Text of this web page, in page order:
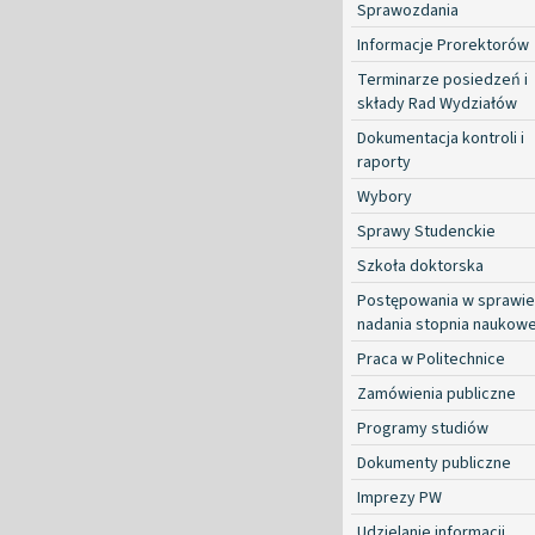
Sprawozdania
Informacje Prorektorów
Terminarze posiedzeń i
składy Rad Wydziałów
Dokumentacja kontroli i
raporty
Wybory
Sprawy Studenckie
Szkoła doktorska
Postępowania w sprawie
nadania stopnia
Praca w Politechnice
Zamówienia publiczne
Programy studiów
Dokumenty publiczne
Imprezy PW